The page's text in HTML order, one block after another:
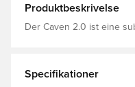
Produktbeskrivelse
Der Caven 2.0 ist eine
sportlichen Styles. Regular Fit Abgerundeter
Zehenbereich
Specifikationer